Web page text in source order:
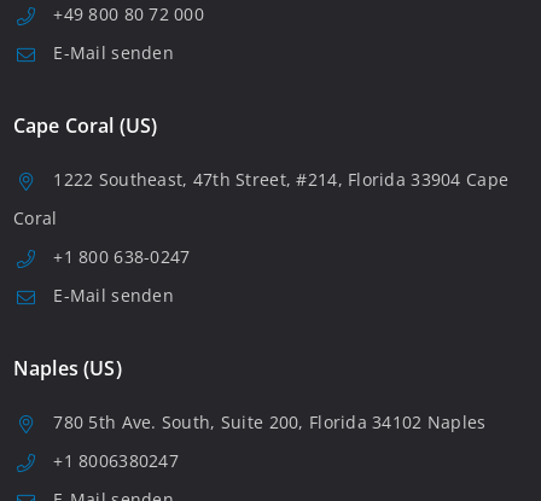
+49 800 80 72 000
E-Mail senden
Cape Coral (US)
1222 Southeast, 47th Street, #214, Florida 33904 Cape
Coral
+1 800 638-0247
E-Mail senden
Naples (US)
780 5th Ave. South, Suite 200, Florida 34102 Naples
+1 8006380247